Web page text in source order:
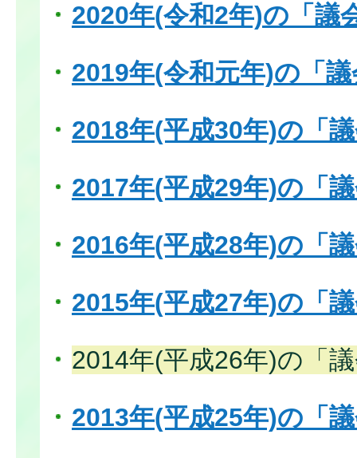
2020年(令和2年)の「議
2019年(令和元年)の「
2018年(平成30年)の「
2017年(平成29年)の「
2016年(平成28年)の「
2015年(平成27年)の「
2014年(平成26年)の「
2013年(平成25年)の「